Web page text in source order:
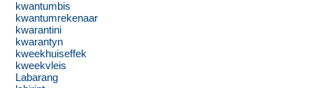
kwantumbis
kwantumrekenaar
kwarantini
kwarantyn
kweekhuiseffek
kweekvleis
Labarang